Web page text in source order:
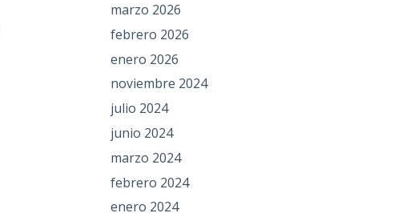
marzo 2026
febrero 2026
enero 2026
noviembre 2024
julio 2024
junio 2024
marzo 2024
febrero 2024
enero 2024